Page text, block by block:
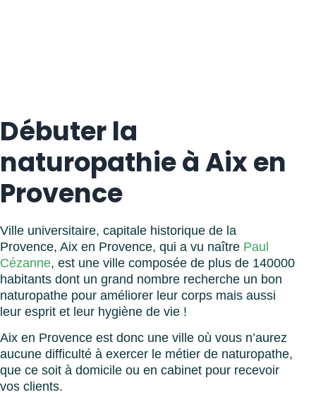
Débuter la
naturopathie à Aix en
Provence
Ville universitaire, capitale historique de la
Provence, Aix en Provence, qui a vu naître Paul
Cézanne, est une ville composée de plus de 140000
habitants dont un grand nombre recherche un bon
naturopathe pour améliorer leur corps mais aussi
leur esprit et leur hygiène de vie !
Aix en Provence est donc une ville où vous n’aurez
aucune difficulté à exercer le métier de naturopathe,
que ce soit à domicile ou en cabinet pour recevoir
vos clients.